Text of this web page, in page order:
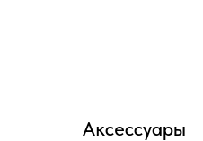
Аксессуары